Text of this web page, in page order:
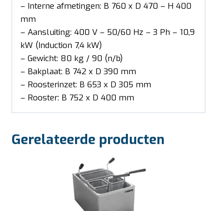
– Interne afmetingen: B 760 x D 470 – H 400
mm
– Aansluiting: 400 V – 50/60 Hz – 3 Ph – 10,9
kW (Induction 7,4 kW)
– Gewicht: 80 kg / 90 (n/b)
– Bakplaat: B 742 x D 390 mm
– Roosterinzet: B 653 x D 305 mm
– Rooster: B 752 x D 400 mm
Gerelateerde producten